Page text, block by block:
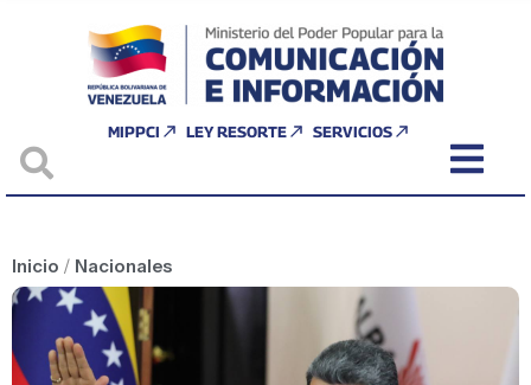
MIPPCI LEY RESORTE SERVICIOS
Inicio / Nacionales